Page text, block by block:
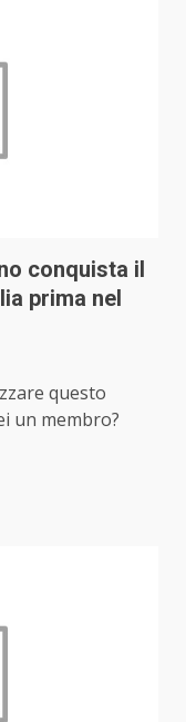
conquista il
prima nel
questo
un membro?